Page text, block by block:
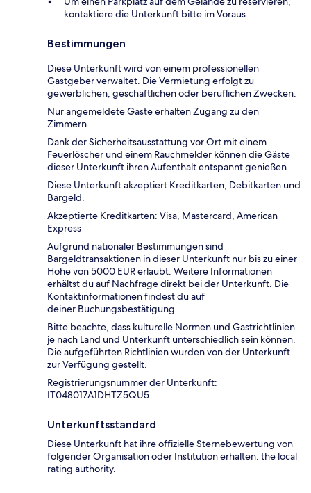
kontaktiere die Unterkunft bitte im Voraus.
Bestimmungen
Diese Unterkunft wird von einem professionellen
Gastgeber verwaltet. Die Vermietung erfolgt zu
gewerblichen, geschäftlichen oder beruflichen Zwecken.
Nur angemeldete Gäste erhalten Zugang zu den
Zimmern.
Dank der Sicherheitsausstattung vor Ort mit einem
Feuerlöscher und einem Rauchmelder können die Gäste
dieser Unterkunft ihren Aufenthalt entspannt genießen.
Diese Unterkunft akzeptiert Kreditkarten, Debitkarten und
Bargeld.
Akzeptierte Kreditkarten: Visa, Mastercard, American
Express
Aufgrund nationaler Bestimmungen sind
Bargeldtransaktionen in dieser Unterkunft nur bis zu einer
Höhe von 5000 EUR erlaubt. Weitere Informationen
erhältst du auf Nachfrage direkt bei der Unterkunft. Die
Kontaktinformationen findest du auf
deiner Buchungsbestätigung.
Bitte beachte, dass kulturelle Normen und Gastrichtlinien
je nach Land und Unterkunft unterschiedlich sein können.
Die aufgeführten Richtlinien wurden von der Unterkunft
zur Verfügung gestellt.
Registrierungsnummer der Unterkunft:
IT048017A1DHTZ5QU5
Unterkunftsstandard
Diese Unterkunft hat ihre offizielle Sternebewertung von
folgender Organisation oder Institution erhalten: the local
rating authority.